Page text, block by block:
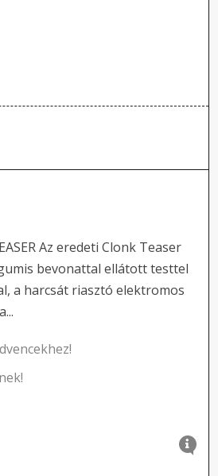
Az eredeti Clonk Teaser
bevonattal ellátott testtel
a harcsát riasztó elektromos